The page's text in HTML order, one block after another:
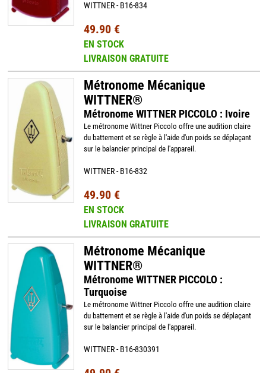
WITTNER - B16-834
49.90 €
EN STOCK
LIVRAISON GRATUITE
Métronome Mécanique
WITTNER®
Métronome WITTNER PICCOLO : Ivoire
Le métronome Wittner Piccolo offre une audition claire
du battement et se règle à l'aide d'un poids se déplaçant
sur le balancier principal de l'appareil.
WITTNER - B16-832
49.90 €
EN STOCK
LIVRAISON GRATUITE
Métronome Mécanique
WITTNER®
Métronome WITTNER PICCOLO :
Turquoise
Le métronome Wittner Piccolo offre une audition claire
du battement et se règle à l'aide d'un poids se déplaçant
sur le balancier principal de l'appareil.
WITTNER - B16-830391